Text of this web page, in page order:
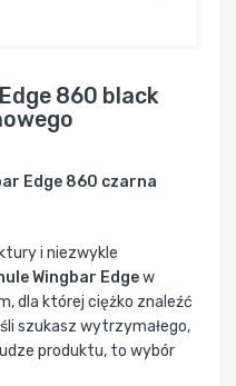
860 black
Edge 860 czarna
i niezwykle
Wingbar Edgew
dla której ciężko znaleźć
szukasz wytrzymałego,
produktu, to wybór